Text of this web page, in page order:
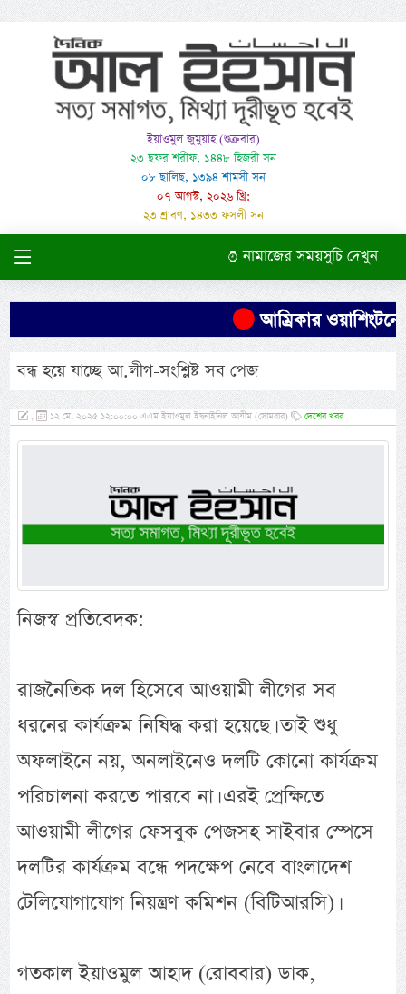
ইয়াওমুল জুমুয়াহ (শুক্রবার)
২৩ ছফর শরীফ, ১৪৪৮ হিজরী সন
০৮ ছালিছ, ১৩৯৪ শামসী সন
০৭ আগস্ট, ২০২৬ খ্রি:
২৩ শ্রাবণ, ১৪৩৩ ফসলী সন
নামাজের সময়সুচি দেখুন
আম্রিকার ওয়াশিংটনে
বন্ধ হয়ে যাচ্ছে আ.লীগ-সংশ্লিষ্ট সব পেজ
, ১২ মে, ২০২৫ ১২:০০:০০ এএম ইয়াওমুল ইছনাইনিল আযীম (সোমবার) দেশের খবর
নিজস্ব প্রতিবেদক:
রাজনৈতিক দল হিসেবে আওয়ামী লীগের সব
ধরনের কার্যক্রম নিষিদ্ধ করা হয়েছে। তাই শুধু
অফলাইনে নয়, অনলাইনেও দলটি কোনো কার্যক্রম
পরিচালনা করতে পারবে না। এরই প্রেক্ষিতে
আওয়ামী লীগের ফেসবুক পেজসহ সাইবার স্পেসে
দলটির কার্যক্রম বন্ধে পদক্ষেপ নেবে বাংলাদেশ
টেলিযোগাযোগ নিয়ন্ত্রণ কমিশন (বিটিআরসি)।
গতকাল ইয়াওমুল আহাদ (রোববার) ডাক,